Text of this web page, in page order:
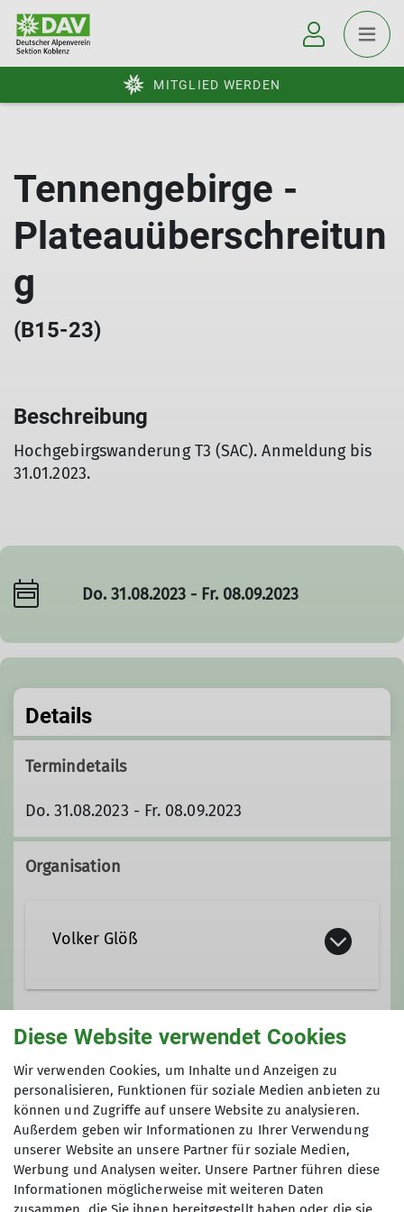
MITGLIED WERDEN
Tennengebirge -
Plateauüberschreitun
g
(B15-23)
Beschreibung
Hochgebirgswanderung T3 (SAC). Anmeldung bis
31.01.2023.
Do. 31.08.2023 - Fr. 08.09.2023
Details
Termindetails
Do. 31.08.2023 - Fr. 08.09.2023
Organisation
Volker Glöß
Ämter
Bergsteigergruppe - Leiter
Anmeldung
Anmeldung bis 31.01.2023:
volker.gloess@web.de
Diese Website verwendet Cookies
Wir verwenden Cookies, um Inhalte und Anzeigen zu
personalisieren, Funktionen für soziale Medien anbieten zu
können und Zugriffe auf unsere Website zu analysieren.
Außerdem geben wir Informationen zu Ihrer Verwendung
unserer Website an unsere Partner für soziale Medien,
Werbung und Analysen weiter. Unsere Partner führen diese
Informationen möglicherweise mit weiteren Daten